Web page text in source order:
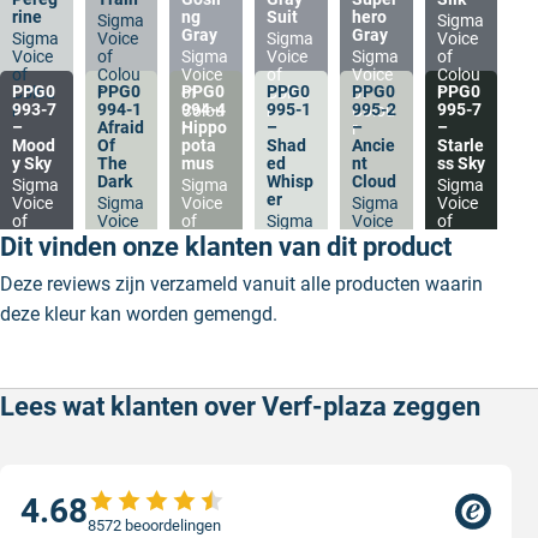
rine
Sigma
Voice
of
Colou
r
Sigma
Voice
of
Colou
r
ng
Gray
Sigma
Voice
of
Colou
r
Suit
Sigma
Voice
of
Colou
r
hero
Gray
Sigma
Voice
of
Colou
r
Sigma
Voice
of
Colou
r
PPG0
993-7
–
Mood
y Sky
Sigma
Voice
of
Colou
r
PPG0
994-1
Afraid
Of
The
Dark
Sigma
Voice
of
Colou
PPG0
994-4
Hippo
pota
mus
Sigma
Voice
of
Colou
r
PPG0
995-1
–
Shad
ed
Whisp
er
Sigma
Voice
of
Colou
r
PPG0
995-2
–
Ancie
nt
Cloud
Sigma
Voice
of
Colou
PPG0
995-7
–
Starle
ss Sky
Sigma
Voice
of
Colou
r
Dit vinden onze klanten van dit product
Deze reviews zijn verzameld vanuit alle producten waarin
deze kleur kan worden gemengd.
Lees wat klanten over Verf-plaza zeggen
4.688572 beoordelingen